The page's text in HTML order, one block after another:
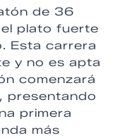
de 36
plato fuerte
Esta carrera
y no es apta
comenzará
presentando
primera
más